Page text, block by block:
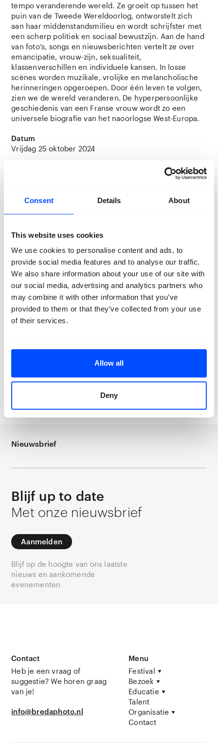
Consent Details About
This website uses cookies
We use cookies to personalise content and ads, to
provide social media features and to analyse our traffic.
We also share information about your use of our site with
our social media, advertising and analytics partners who
may combine it with other information that you’ve
provided to them or that they’ve collected from your use
of their services.
Allow all
Deny
tempo veranderende wereld. Ze groeit op tussen het
puin van de Tweede Wereldoorlog, ontworstelt zich
aan haar middenstandsmilieu en wordt schrijfster met
een scherp politiek en sociaal bewustzijn. Aan de hand
van foto’s, songs en nieuwsberichten vertelt ze over
emancipatie, vrouw-zijn, seksualiteit,
klassenverschillen en individuele kansen. In losse
scènes worden muzikale, vrolijke en melancholische
herinneringen opgeroepen. Door één leven te volgen,
zien we de wereld veranderen. De hyperpersoonlijke
geschiedenis van een Franse vrouw wordt zo een
universele biografie van het naoorlogse West-Europa.
Datum
Vrijdag 25 oktober 2024
Locatie
© Fred Debrock Het Nationale Theater - De
Nieuwsbrief
Blijf up to date
Met onze nieuwsbrief
Aanmelden
Blijf op de hoogte van ons laatste
nieuws en aankomende
evenementen
Contact
Heb je een vraag of
suggestie? We horen graag
van je!
info@bredaphoto.nl
Menu
Festival
Bezoek
Educatie
Talent
Organisatie
Contact